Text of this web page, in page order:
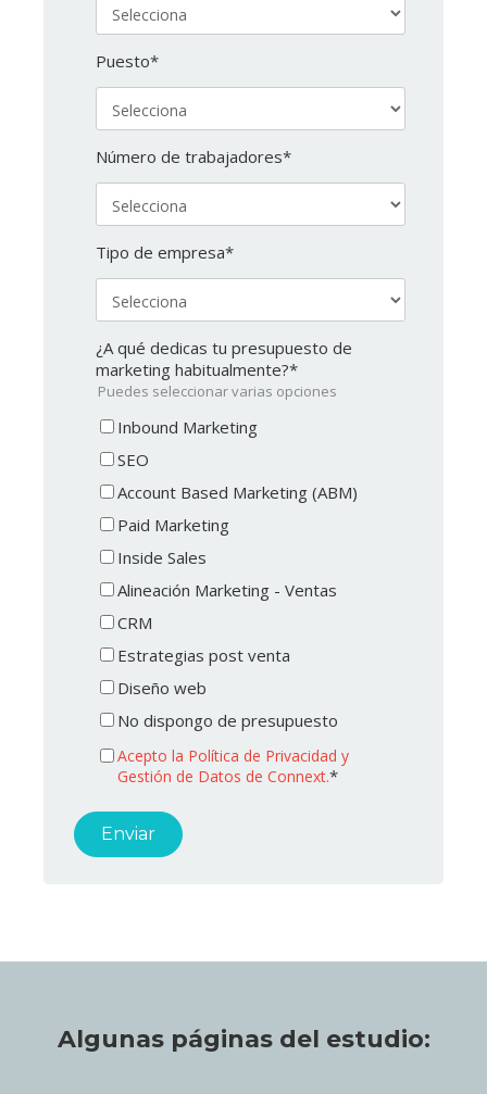
Puesto*
Número de trabajadores*
Tipo de empresa*
¿A qué dedicas tu presupuesto de
marketing habitualmente?*
Puedes seleccionar varias opciones
Inbound Marketing
SEO
Account Based Marketing (ABM)
Paid Marketing
Inside Sales
Alineación Marketing - Ventas
CRM
Estrategias post venta
Diseño web
No dispongo de presupuesto
Acepto la Política de Privacidad y
Gestión de Datos de Connext.*
Algunas páginas del estudio: